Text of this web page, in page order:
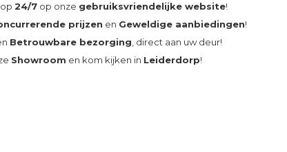
24/7 op onze gebruiksvriendelijke website!
prijzen en Geweldige aanbiedingen!
Betrouwbare bezorging , direct aan uw deur!
Showroom en kom kijken in Leiderdorp!